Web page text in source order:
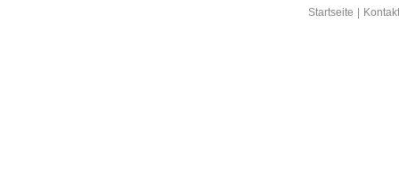
Startseite
Kontakt